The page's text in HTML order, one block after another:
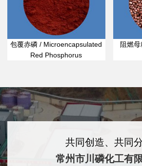
包覆赤磷 / Microencapsulated
Red Phosphorus
阻燃
共同创造、共同
常州市川磷化工有